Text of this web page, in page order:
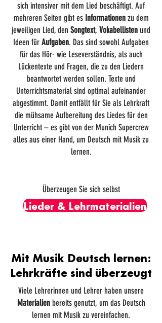
sich intensiver mit dem Lied beschäftigt. Auf
mehreren Seiten gibt es Informationenzu dem
jeweiligen Lied, den Songtext, Vokabellisten und
Ideen für Aufgaben. Das sind sowohl Aufgaben
für das Hör- wie Leseverständnis, als auch
Lückentexte und Fragen, die zu den Liedern
beantwortet werden sollen. Texte und
Unterrichtsmaterial sind optimal aufeinander
abgestimmt. Damit entfällt für Sie als Lehrkraft
die mühsame Aufbereitung des Liedes für den
Unterricht – es gibt von der Munich Supercrew
alles aus einer Hand, um Deutsch mit Musik zu
lernen.
Überzeugen Sie sich selbst
Lieder & Lehrmaterialien
Mit Musik Deutsch lernen:
Lehrkräfte sind überzeugt
Viele Lehrerinnen und Lehrer haben unsere
Materialienbereits genutzt, um das Deutsch
lernen mit Musik zu vereinfachen.